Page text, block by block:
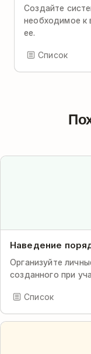
Создайте
необходимое к
ее.
Список
Наведение
Организуйте
созданного при
Список